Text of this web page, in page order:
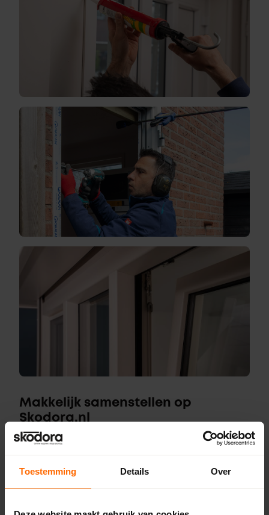
Toestemming Details Over
Makkelijk samenstellen op
Skodora.nl
Het online samenstellen van jouw kunststof kozijnen en
klikken stel je het gewenste product samen en zie je direct